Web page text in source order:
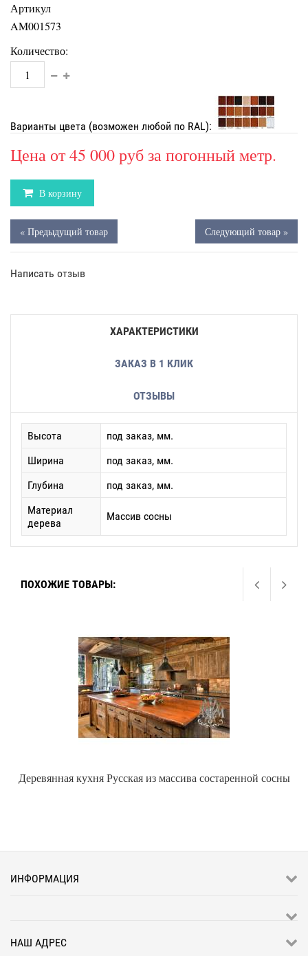
Артикул
AM001573
Количество:
Варианты цвета (возможен любой по RAL):
Цена от45 000 рубза погонный метр.
В корзину
« Предыдущий товар Следующий товар »
Написать отзыв
ХАРАКТЕРИСТИКИ
ЗАКАЗ В 1 КЛИК
ОТЗЫВЫ
Высота
под заказ, мм.
Ширина
под заказ, мм.
Глубина
под заказ, мм.
Материал
дерева
Массив сосны
ПОХОЖИЕ ТОВАРЫ:
Деревянная кухня Русская из массива состаренной сосны
ИНФОРМАЦИЯ
НАШ АДРЕС